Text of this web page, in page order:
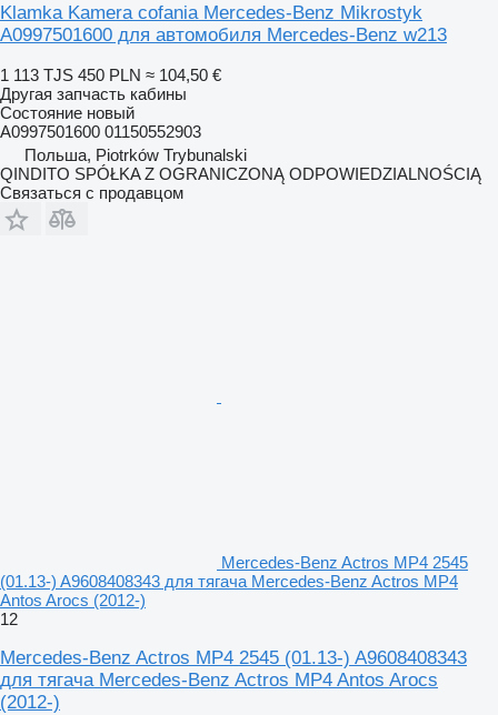
Klamka Kamera cofania Mercedes-Benz Mikrostyk
A0997501600 для автомобиля Mercedes-Benz w213
1 113 TJS 450 PLN ≈ 104,50 €
Другая запчасть кабины
Состояние новый
A0997501600 01150552903
Польша, Piotrków Trybunalski
QINDITO SPÓŁKA Z OGRANICZONĄ ODPOWIEDZIALNOŚCIĄ
Связаться с продавцом
Mercedes-Benz Actros MP4 2545
(01.13-) A9608408343 для тягача Mercedes-Benz Actros MP4
Antos Arocs (2012-)
12
Mercedes-Benz Actros MP4 2545 (01.13-) A9608408343
для тягача Mercedes-Benz Actros MP4 Antos Arocs
(2012-)